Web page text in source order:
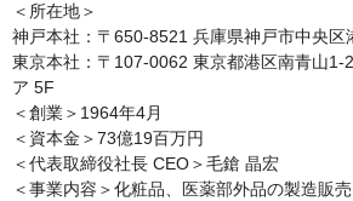
＜所在地＞
神戸本社：〒650-8521 兵庫県神戸市中央区
東京本社：〒107-0062 東京都港区南青山1-
ア 5F
＜創業＞1964年4月
＜資本金＞73億19百万円
＜代表取締役社長 CEO＞毛鎗 晶宏
＜事業内容＞化粧品、医薬部外品の製造販売